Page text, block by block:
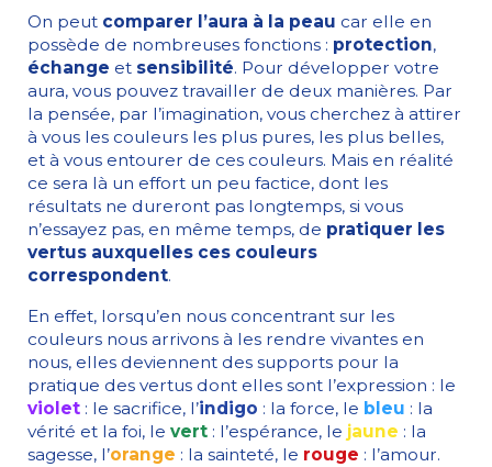
On peut comparer l’aura à la peau car elle en
possède de nombreuses fonctions : protection,
échange et sensibilité. Pour développer votre
aura, vous pouvez travailler de deux manières. Par
la pensée, par l’imagination, vous cherchez à attirer
à vous les couleurs les plus pures, les plus belles,
et à vous entourer de ces couleurs. Mais en réalité
ce sera là un effort un peu factice, dont les
résultats ne dureront pas longtemps, si vous
n’essayez pas, en même temps, de pratiquer les
vertus auxquelles ces couleurs
correspondent.
En effet, lorsqu’en nous concentrant sur les
couleurs nous arrivons à les rendre vivantes en
nous, elles deviennent des supports pour la
pratique des vertus dont elles sont l’expression : le
violet : le sacrifice, l’indigo : la force, le bleu : la
vérité et la foi, le vert : l’espérance, le jaune : la
sagesse, l’orange : la sainteté, le rouge : l’amour.